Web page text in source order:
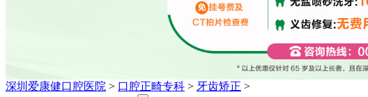
深圳爱康健口腔医院 > 口腔正畸专科 > 牙齿矫正 >